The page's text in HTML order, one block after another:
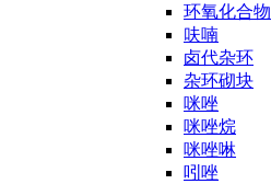
环氧化合物
呋喃
卤代杂环
杂环砌块
咪唑
咪唑烷
咪唑啉
吲唑